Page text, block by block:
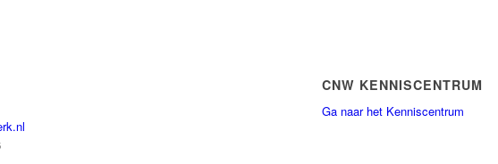
CNW KENNISCENTRUM
Ga naar het Kenniscentrum